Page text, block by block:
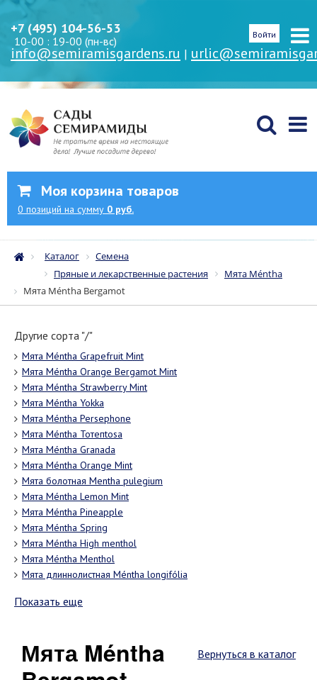
+7 (495) 104-56-53
10-00 : 19-00 (пн-вс)
info@semiramisgardens.ru |
Войти
Моя корзина товаров
0 позиций на сумму 0 руб.
Каталог
Семена
Пряные и лекарственные растения
Мята Méntha
Мята Méntha Bergamot
Другие сорта "/"
Мята Méntha Grapefruit Mint
Мята Méntha Orange Bergamot Mint
Мята Méntha Strawberry Mint
Мята Méntha Yokka
Мята Méntha Persephone
Мята Méntha Тотепtosa
Мята Méntha Granada
Мята Méntha Orange Mint
Мята болотная Mentha pulegium
Мята Méntha Lemon Mint
Мята Méntha Pineapple
Мята Méntha Spring
Мята Méntha High menthol
Мята Méntha Menthol
Мята длиннолистная Méntha longifólia
Показать еще
Вернуться в каталог
Мята Méntha